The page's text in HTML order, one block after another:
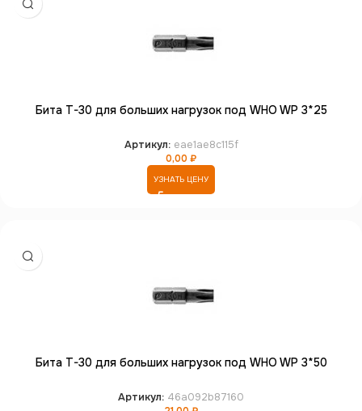
Бита T-30 для больших нагрузок под WHO WP 3*25
Артикул: eae1ae8c115f
0,00₽
УЗНАТЬ ЦЕНУ
Бита T-30 для больших нагрузок под WHO WP 3*50
Артикул: 46a092b87160